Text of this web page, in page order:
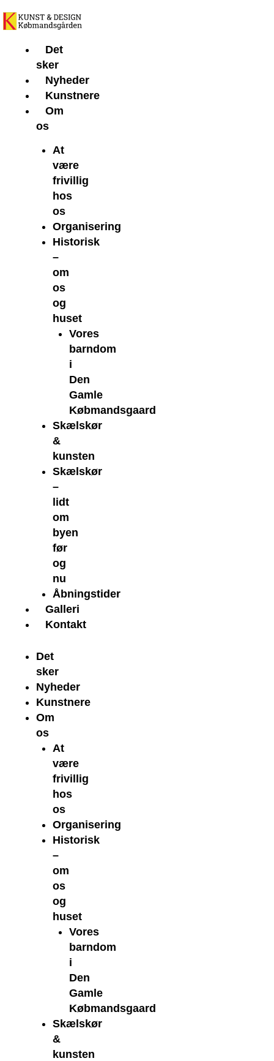
til
Det
sker
Nyheder
Kunstnere
Om
os
At
være
frivillig
hos
os
Organisering
Historisk
–
om
os
og
huset
Vores
barndom
i
Den
Gamle
Købmandsgaard
Skælskør
&
kunsten
Skælskør
–
lidt
om
byen
før
og
nu
Åbningstider
Galleri
Kontakt
Det
sker
Nyheder
Kunstnere
Om
os
At
være
frivillig
hos
os
Organisering
Historisk
–
om
os
og
huset
Vores
barndom
i
Den
Gamle
Købmandsgaard
Skælskør
&
kunsten